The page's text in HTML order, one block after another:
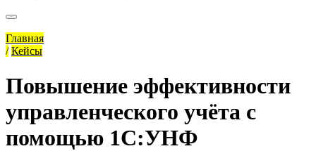
Главная
/ Кейсы
Повышение эффективности
управленческого учёта с
помощью 1С:УНФ